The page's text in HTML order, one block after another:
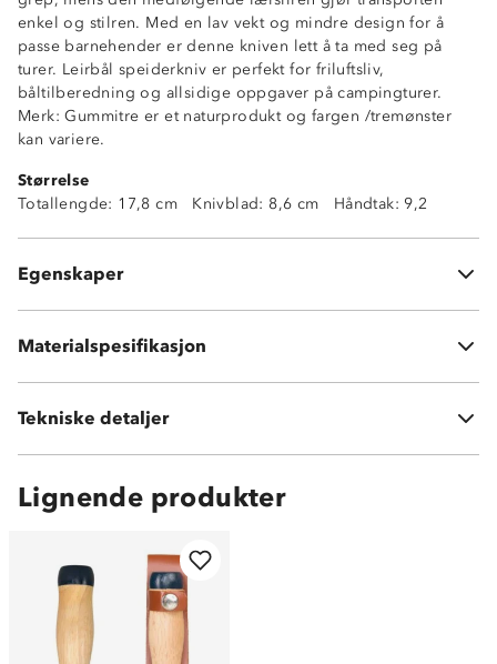
enkel og stilren. Med en lav vekt og mindre design for å
passe barnehender er denne kniven lett å ta med seg på
turer. Leirbål speiderkniv er perfekt for friluftsliv,
båltilberedning og allsidige oppgaver på campingturer.
Merk: Gummitre er et naturprodukt og fargen /tremønster
kan variere.
Størrelse
Totallengde: 17,8 cm Knivblad: 8,6 cm Håndtak: 9,2
Egenskaper
Fingerstopper
Toppmodell
Lær-slire
Materialspesifikasjon
Skaft: Rubberwood
Tekniske detaljer
Vekt:75 gram
Lignende produkter